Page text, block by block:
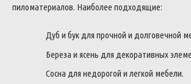
пиломатериалов. Наиболее подходящие:
Дуб и бук для прочной и долговечной
Береза и ясень для декоративных
Сосна для недорогой и легкой мебели.